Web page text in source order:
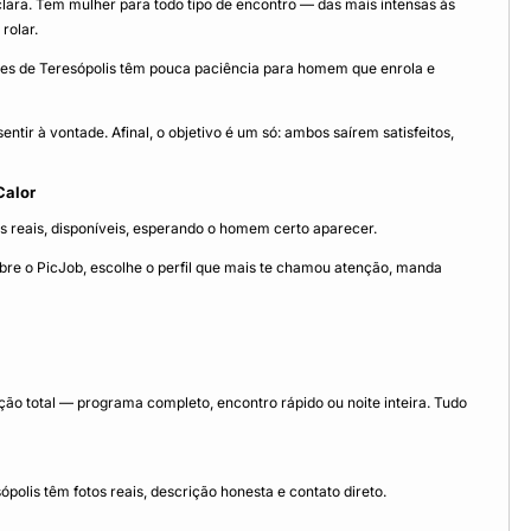
Tem mulher para todo tipo de encontro — das mais intensas às
rolar.
de Teresópolis têm pouca paciência para homem que enrola e
à vontade. Afinal, o objetivo é um só: ambos saírem satisfeitos,
reais, disponíveis, esperando o homem certo aparecer.
o PicJob, escolhe o perfil que mais te chamou atenção, manda
total — programa completo, encontro rápido ou noite inteira. Tudo
têm fotos reais, descrição honesta e contato direto.